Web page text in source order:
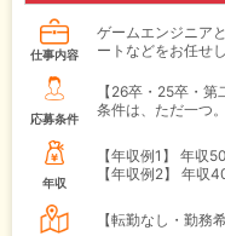
仕事内容
ゲームエンジニア
ートなどをお任せ
応募条件
【26卒・25卒・
条件は、ただ一つ
年収
【年収例1】
年収
【年収例2】
年収
【転勤なし・勤務